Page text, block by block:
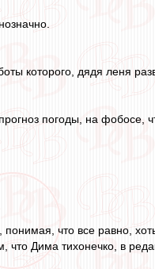
которого, дядя леня
погоды, на фобосе,
что все равно,
что Дима тихонечко, в